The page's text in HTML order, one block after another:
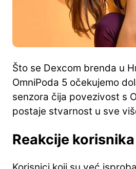
Što se Dexcom brenda u
OmniPoda 5 očekujemo
senzora čija povezivost s
postaje stvarnost u sve
Reakcije korisnika